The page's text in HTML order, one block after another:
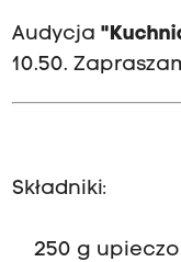
Audycja
10.50.
Składniki:
250 g